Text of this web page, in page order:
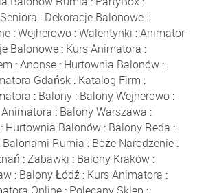
: Dekoracje Balonowe :
:Wejherowo :Walentynki :Animator
Balonowe : Kurs Animatora :
:Anonse : Hurtownia Balonów :
Gdańsk : Katalog Firm :
: Balony: Balony Wejherowo:
: Balony Warszawa :
: Hurtownia Balonów : Balony Reda :
Balonami Rumia : Boże Narodzenie:
:Zabawki : Balony Kraków :
: Balony Łódź : Kurs Animatora :